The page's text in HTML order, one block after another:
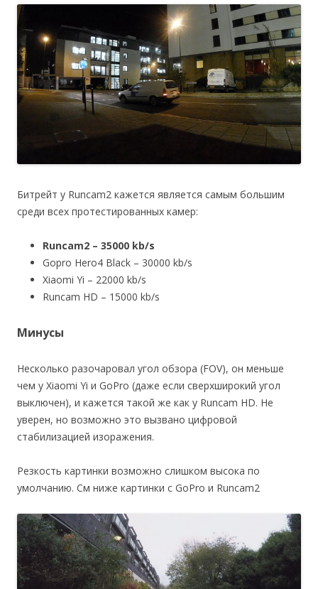
Битрейт у Runcam2 кажется является самым большим
среди всех протестированных камер:
Runcam2 – 35000 kb/s
Gopro Hero4 Black – 30000 kb/s
Xiaomi Yi – 22000 kb/s
Runcam HD – 15000 kb/s
Минусы
Несколько разочаровал угол обзора (FOV), он меньше
чем у Xiaomi Yi и GoPro (даже если сверхширокий угол
выключен), и кажется такой же как у Runcam HD. Не
уверен, но возможно это вызвано цифровой
стабилизацией изоражения.
Резкость картинки возможно слишком высока по
умолчанию. См ниже картинки с GoPro и Runcam2